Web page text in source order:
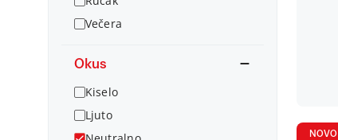
Večera
Okus
Kiselo
Ljuto
NOVO